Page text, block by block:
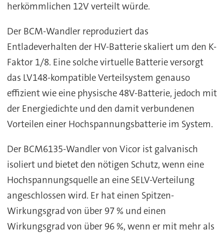
herkömmlichen 12V verteilt würde.
Der BCM-Wandler reproduziert das
Entladeverhalten der HV-Batterie skaliert um den K-
Faktor 1/8. Eine solche virtuelle Batterie versorgt
das LV148-kompatible Verteilsystem genauso
effizient wie eine physische 48V-Batterie, jedoch mit
der Energiedichte und den damit verbundenen
Vorteilen einer Hochspannungsbatterie im System.
Der BCM6135-Wandler von Vicor ist galvanisch
isoliert und bietet den nötigen Schutz, wenn eine
Hochspannungsquelle an eine SELV-Verteilung
angeschlossen wird. Er hat einen Spitzen-
Wirkungsgrad von über 97 % und einen
Wirkungsgrad von über 96 %, wenn er mit mehr als